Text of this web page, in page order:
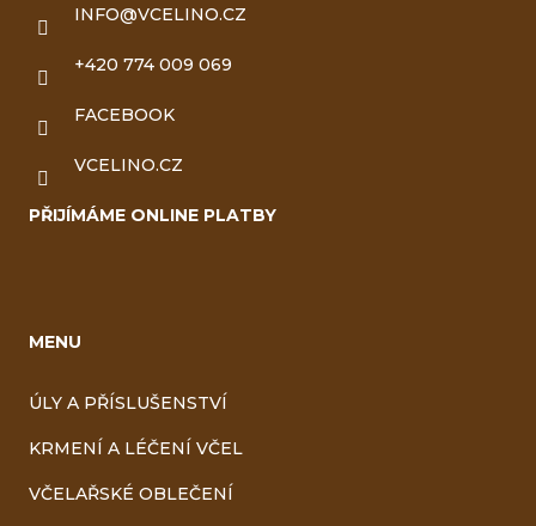
INFO@VCELINO.CZ
+420 774 009 069
FACEBOOK
VCELINO.CZ
PŘIJÍMÁME ONLINE PLATBY
MENU
ÚLY A PŘÍSLUŠENSTVÍ
KRMENÍ A LÉČENÍ VČEL
VČELAŘSKÉ OBLEČENÍ